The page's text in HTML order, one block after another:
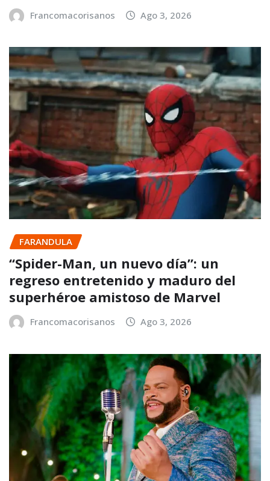
Francomacorisanos Ago 3, 2026
FARANDULA
“Spider-Man, un nuevo día”: un
regreso entretenido y maduro del
superhéroe amistoso de Marvel
Francomacorisanos Ago 3, 2026